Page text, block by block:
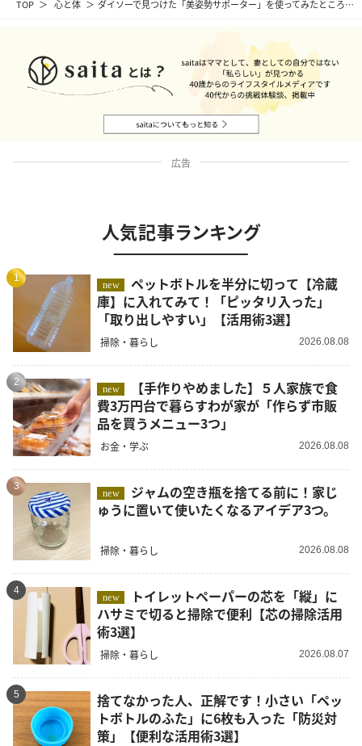
TOP 心と体 ダイソーで見つけた「美姿勢サポーター」を使ってみたところ…
広告
人気記事ランキング
1
new
ペットボトルを半分に切って【冷蔵
庫】に入れてみて！「ピッタリ入った」
「取り出しやすい」【活用術3選】
掃除・暮らし 2026.08.08
2
new
費3万円台で暮らすわが家が「作らず市販
品を買うメニュー3つ」
お金・学ぶ 2026.08.08
3
new
ゅうに置いて使いたくなるアイデア3つ。
掃除・暮らし 2026.08.08
4
new
ハサミで切ると掃除で便利【芯の掃除活用
術3選】
掃除・暮らし 2026.08.07
5
捨てなかった人、正解です！小さい「ペッ
トボトルのふた」に6枚も入った「防災対
策」【便利な活用術3選】